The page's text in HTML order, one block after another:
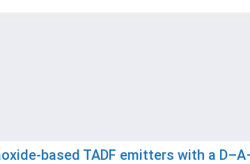
based TADF emitters with a